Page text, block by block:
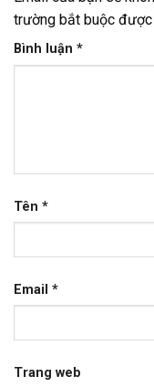
trường bắt buộc được
Bình luận *
Tên *
Email *
Trang web